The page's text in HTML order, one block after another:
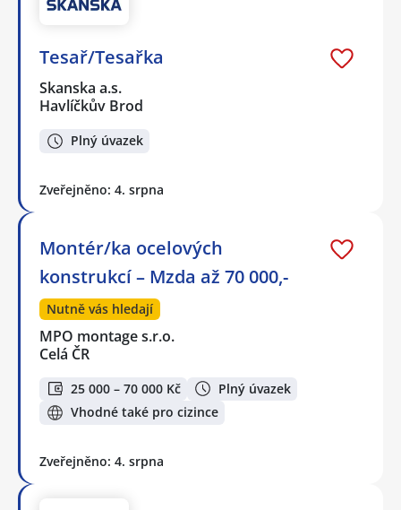
Tesař/Tesařka
Skanska a.s.
Havlíčkův Brod
Plný úvazek
Zveřejněno: 4. srpna
Montér/ka ocelových
konstrukcí – Mzda až 70 000,-
Nutně vás hledají
MPO montage s.r.o.
Celá ČR
25 000 – 70 000 Kč
Plný úvazek
Vhodné také pro cizince
Zveřejněno: 4. srpna